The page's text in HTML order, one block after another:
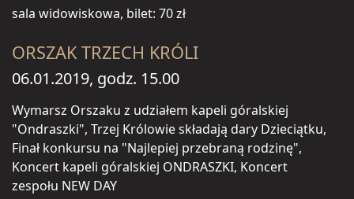
sala widowiskowa, bilet: 70 zł
ORSZAK TRZECH KRÓLI
06.01.2019, godz. 15.00
Wymarsz Orszaku z udziałem kapeli góralskiej
"Ondraszki", Trzej Królowie składają dary Dzieciątku,
Finał konkursu na "Najlepiej przebraną rodzinę",
Koncert kapeli góralskiej ONDRASZKI, Koncert
zespołu NEW DAY